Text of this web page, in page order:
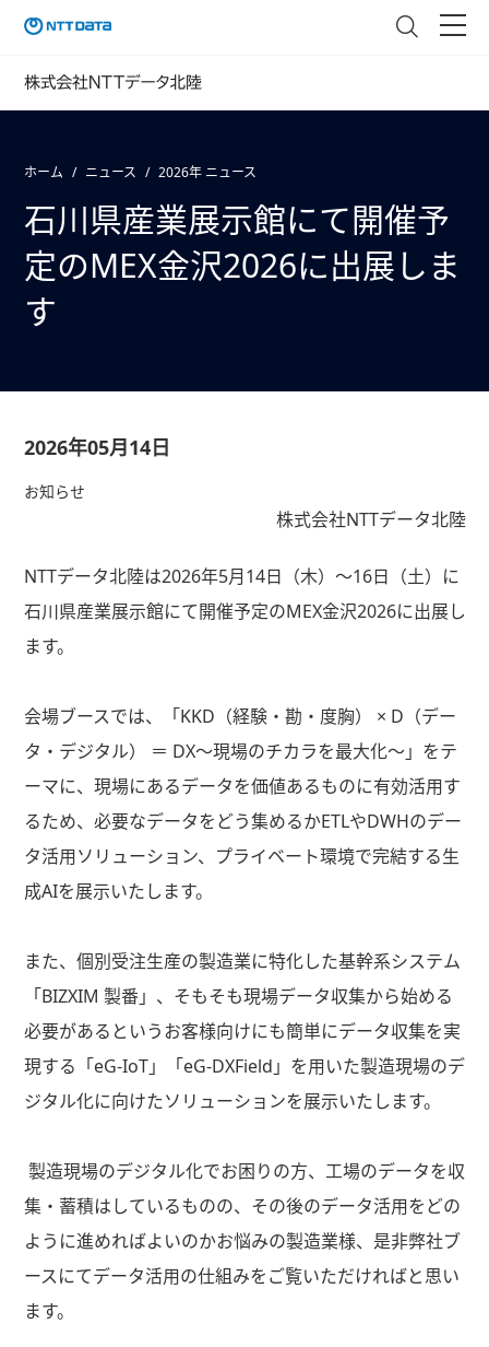
ホーム ニュース 2026年 ニュース
石川県産業展示館にて開催予
定のMEX金沢2026に出展しま
す
2026年05月14日
お知らせ
株式会社NTTデータ北陸
NTTデータ北陸は2026年5月14日（木）～16日（土）に
石川県産業展示館にて開催予定のMEX金沢2026に出展し
ます。
会場ブースでは、「KKD（経験・勘・度胸） × D（デー
タ・デジタル） ＝ DX～現場のチカラを最大化～」をテ
ーマに、現場にあるデータを価値あるものに有効活用す
るため、必要なデータをどう集めるかETLやDWHのデー
タ活用ソリューション、プライベート環境で完結する生
成AIを展示いたします。
また、個別受注生産の製造業に特化した基幹系システム
「BIZXIM 製番」、そもそも現場データ収集から始める
必要があるというお客様向けにも簡単にデータ収集を実
現する「eG-IoT」「eG-DXField」を用いた製造現場のデ
ジタル化に向けたソリューションを展示いたします。
製造現場のデジタル化でお困りの方、工場のデータを収
集・蓄積はしているものの、その後のデータ活用をどの
ように進めればよいのかお悩みの製造業様、是非弊社ブ
ースにてデータ活用の仕組みをご覧いただければと思い
ます。